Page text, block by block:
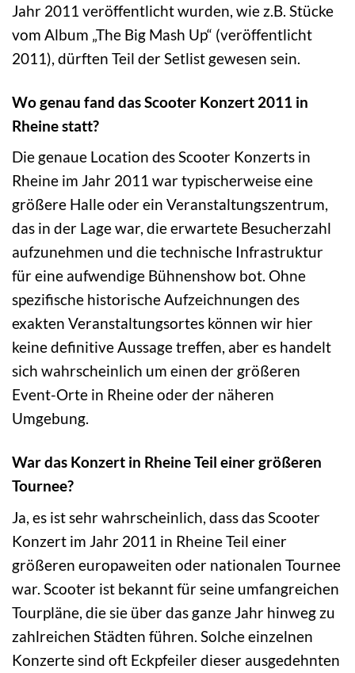
Jahr 2011 veröffentlicht wurden, wie z.B. Stücke
vom Album „The Big Mash Up“ (veröffentlicht
2011), dürften Teil der Setlist gewesen sein.
Wo genau fand das Scooter Konzert 2011 in
Rheine statt?
Die genaue Location des Scooter Konzerts in
Rheine im Jahr 2011 war typischerweise eine
größere Halle oder ein Veranstaltungszentrum,
das in der Lage war, die erwartete Besucherzahl
aufzunehmen und die technische Infrastruktur
für eine aufwendige Bühnenshow bot. Ohne
spezifische historische Aufzeichnungen des
exakten Veranstaltungsortes können wir hier
keine definitive Aussage treffen, aber es handelt
sich wahrscheinlich um einen der größeren
Event-Orte in Rheine oder der näheren
Umgebung.
War das Konzert in Rheine Teil einer größeren
Tournee?
Ja, es ist sehr wahrscheinlich, dass das Scooter
Konzert im Jahr 2011 in Rheine Teil einer
größeren europaweiten oder nationalen Tournee
war. Scooter ist bekannt für seine umfangreichen
Tourpläne, die sie über das ganze Jahr hinweg zu
zahlreichen Städten führen. Solche einzelnen
Konzerte sind oft Eckpfeiler dieser ausgedehnten